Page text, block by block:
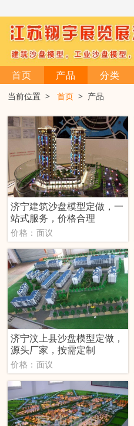
首页 产品 分类
当前位置 >首页 > 产品
济宁建筑沙盘模型定做，一
站式服务，价格合理
价格：面议
济宁汶上县沙盘模型定做，
源头厂家，按需定制
价格：面议